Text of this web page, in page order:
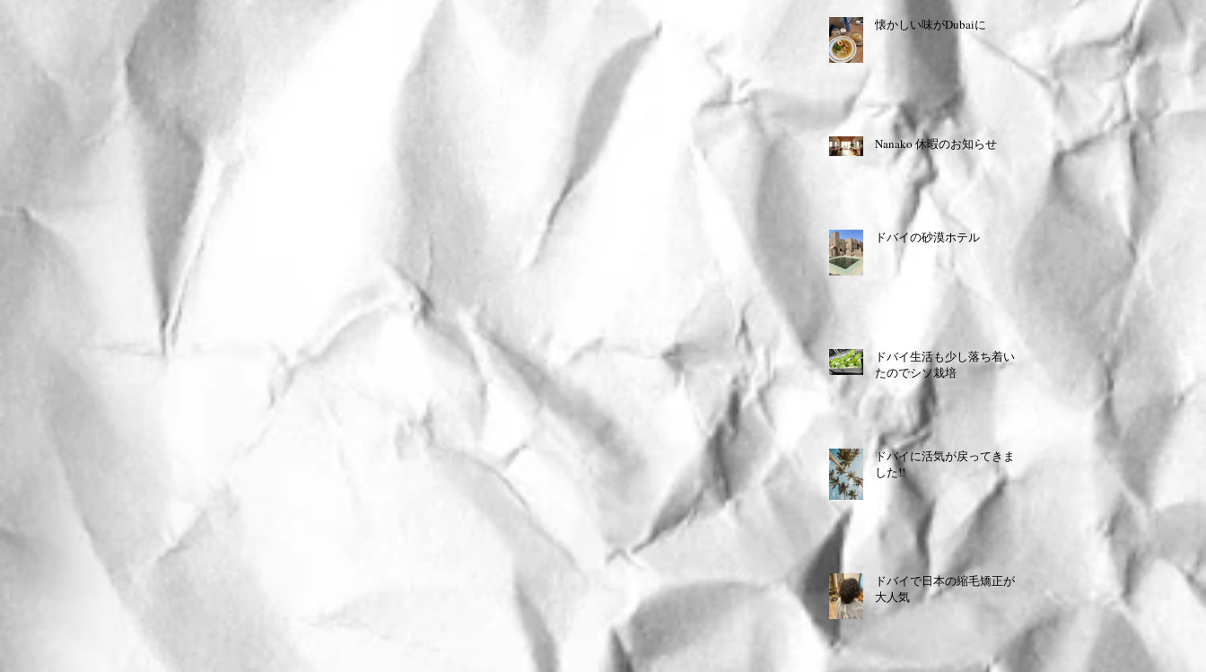
懐かしい味がDubaiに
Nanako 休暇のお知らせ
ドバイの砂漠ホテル
ドバイ生活も少し落ち着い
たのでシソ栽培
ドバイに活気が戻ってきま
した!!
ドバイで日本の縮毛矯正が
大人気